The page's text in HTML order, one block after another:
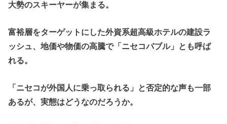
大勢のスキーヤーが集まる。
富裕層をターゲットにした外資系超高級ホテルの建設ラ
ッシュ、地価や物価の高騰で「ニセコバブル」とも呼ば
れる。
「ニセコが外国人に乗っ取られる」と否定的な声も一部
あるが、実態はどうなのだろうか。